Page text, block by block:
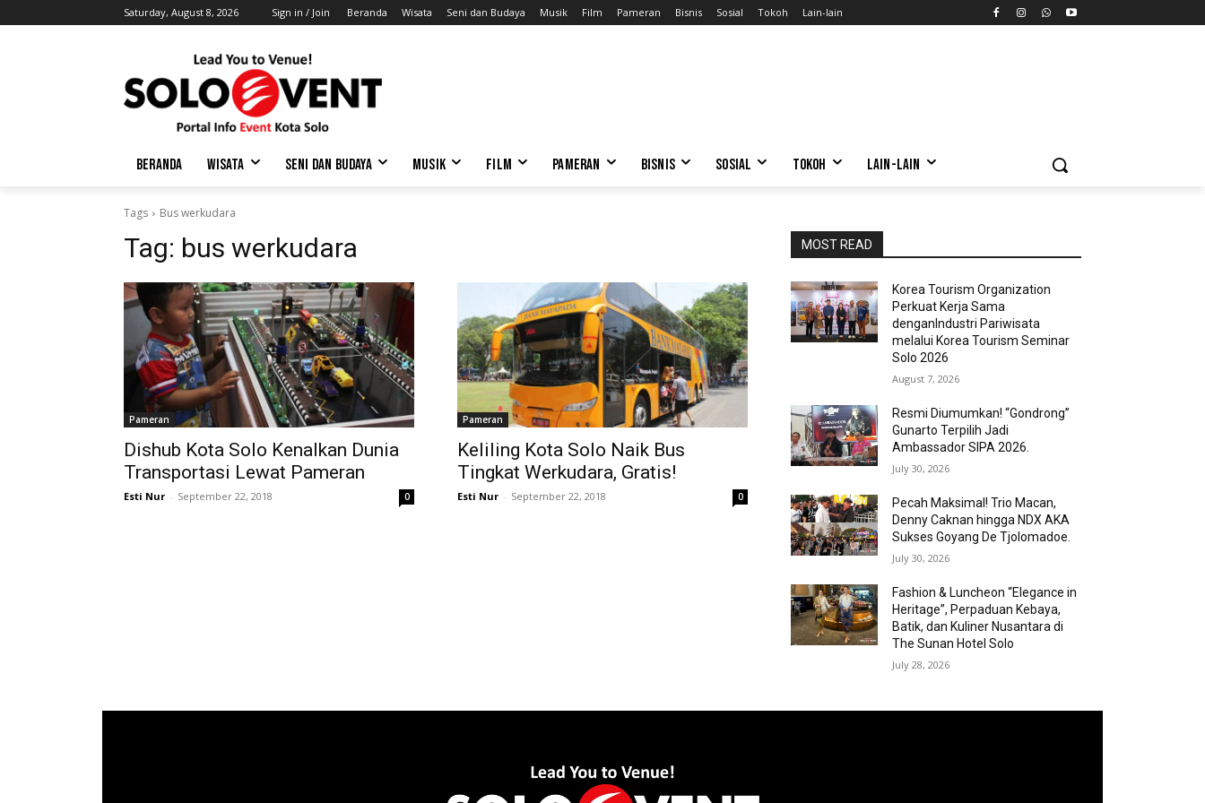
Saturday, August 8, 2026 Sign in / Join Beranda Wisata Seni dan Budaya Musik Film Pameran Bisnis Sosial Tokoh Lain-lain
BERANDA WISATA SENI DAN BUDAYA MUSIK FILM PAMERAN BISNIS SOSIAL TOKOH LAIN-LAIN
Tags Bus werkudara
Tag: bus werkudara
Pameran
Dishub Kota Solo Kenalkan Dunia
Transportasi Lewat Pameran
Esti Nur - September 22, 2018 0
Pameran
Keliling Kota Solo Naik Bus
Tingkat Werkudara, Gratis!
Esti Nur - September 22, 2018 0
MOST READ
Korea Tourism Organization
Perkuat Kerja Sama
denganIndustri Pariwisata
melalui Korea Tourism Seminar
Solo 2026
August 7, 2026
Resmi Diumumkan! “Gondrong”
Gunarto Terpilih Jadi
Ambassador SIPA 2026.
July 30, 2026
Pecah Maksimal! Trio Macan,
Denny Caknan hingga NDX AKA
Sukses Goyang De Tjolomadoe.
July 30, 2026
Fashion & Luncheon “Elegance in
Heritage”, Perpaduan Kebaya,
Batik, dan Kuliner Nusantara di
The Sunan Hotel Solo
July 28, 2026